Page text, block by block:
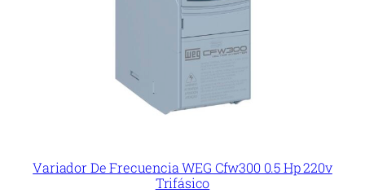
Variador De Frecuencia WEG Cfw300 0.5 Hp 220v
Trifásico